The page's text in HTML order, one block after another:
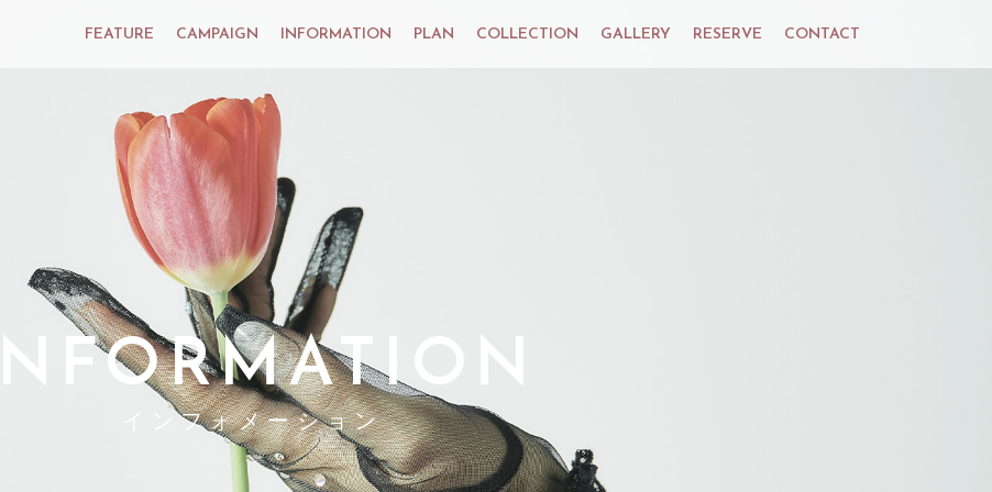
FEATURE CAMPAIGN INFORMATION PLAN COLLECTION GALLERY RESERVE CONTACT
INFORMATION
インフォメーション